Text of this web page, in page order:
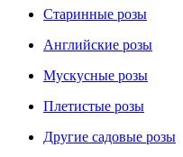
Старинные розы
Английские розы
Мускусные розы
Плетистые розы
Другие садовые розы